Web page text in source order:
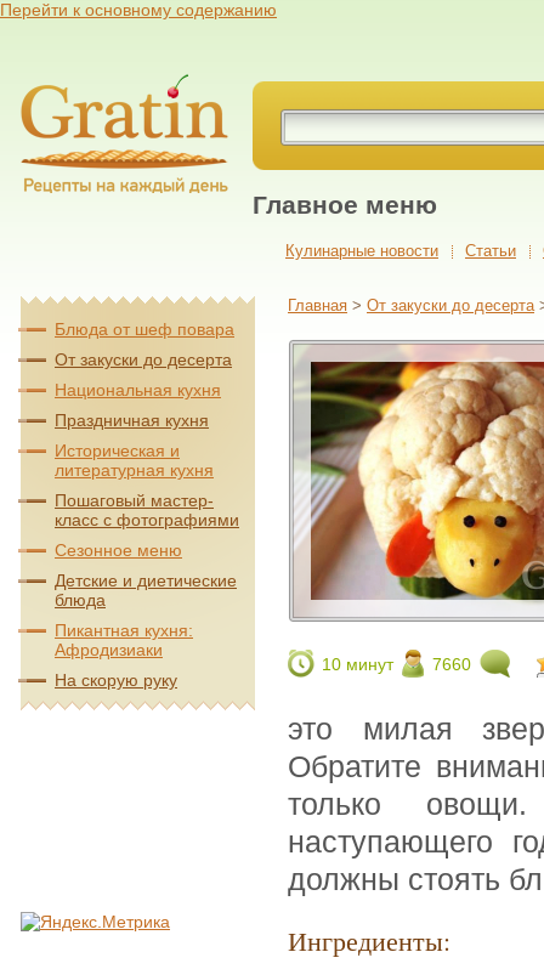
Перейти к основному содержанию
Главное меню
Кулинарные новости Cтатьи
Главная > От закуски до десерта
10 минут 7660
это милая
Обратите
только
наступающего
должны стоять
Ингредиенты:
Блюда от шеф повара
От закуски до десерта
Национальная кухня
Праздничная кухня
Историческая и
литературная кухня
Пошаговый мастер-
класс с фотографиями
Сезонное меню
Детские и диетические
блюда
Пикантная кухня:
Афродизиаки
На скорую руку